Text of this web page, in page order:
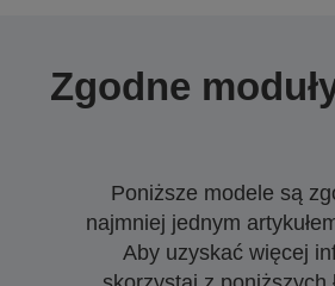
Zgodne
Poniższe modele są
najmniej jednym
Aby uzyskać więcej